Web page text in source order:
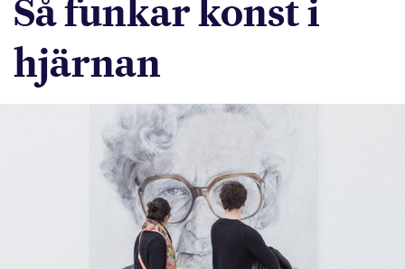
Prenumerera
Klassiska experiment
Podd
Steg för steg
Så funkar konst i
hjärnan